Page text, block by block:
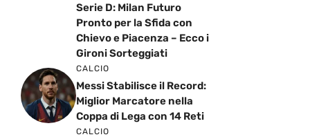
Serie D: Milan Futuro
Pronto per la Sfida con
Chievo e Piacenza – Ecco i
Gironi Sorteggiati
CALCIO
Messi Stabilisce il Record:
Miglior Marcatore nella
Coppa di Lega con 14 Reti
CALCIO